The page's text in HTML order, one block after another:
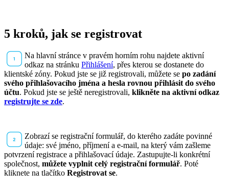
5 kroků, jak se registrovat
Na hlavní stránce v pravém horním rohu najdete aktivní
odkaz na stránku Přihlášení, přes kterou se dostanete do
klientské zóny. Pokud jste se již registrovali, můžete se po zadání
svého přihlašovacího jména a hesla rovnou přihlásit do svého
účtu. Pokud jste se ještě neregistrovali, klikněte na aktivní odkaz
registrujte se zde.
Zobrazí se registrační formulář, do kterého zadáte povinné
údaje: své jméno, příjmení a e-mail, na který vám zašleme
potvrzení registrace a přihlašovací údaje. Zastupujte-li konkrétní
společnost, můžete vyplnit celý registrační formulář. Poté
kliknete na tlačítko Registrovat se.